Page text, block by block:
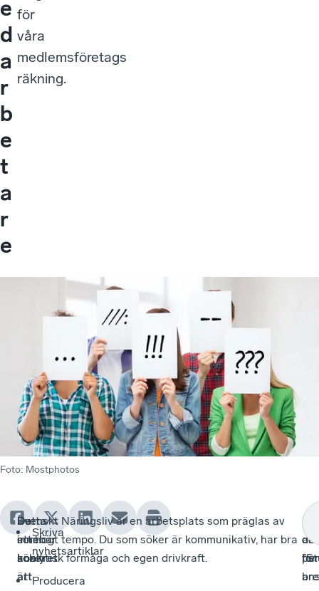
e
d
a
r
b
e
t
a
r
e
för
våra
medlemsföretags
räkning.
Foto: Mostphotos
Du
som
söker
är
Detta
innebär
konkret
att
Skriva
nyhetsartiklar
Producera
Svenskt Näringsliv är en arbetsplats som präglas av
ett högt tempo. Du som söker är kommunikativ, har bra
analytisk förmåga och egen drivkraft.
CV
för